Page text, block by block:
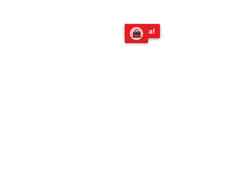
¡Oferta!
¡Oferta!
El
original